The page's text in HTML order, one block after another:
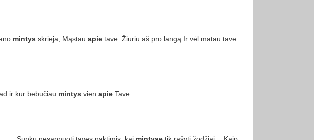
mintys skrieja, Mąstau apietave. Žiūriu aš pro langą Ir vėl matau tave
ir kur bebūčiau mintys vien apieTave.